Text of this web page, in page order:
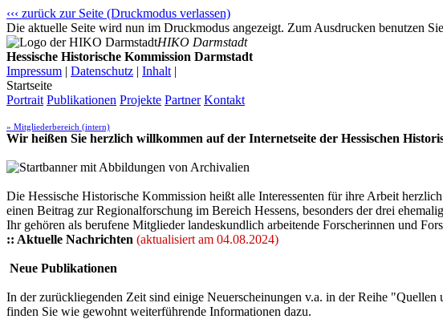
‹‹‹ zurück zur Seite (Druckmodus verlassen)
Die aktuelle Seite wird nun im Druckmodus angezeigt. Zum Ausdrucken benutzen
HIKO Darmstadt
Hessische Historische Kommission Darmstadt
Impressum | Datenschutz | Inhalt |
Startseite
Portrait Publikationen Projekte Partner Kontakt
» Mitgliederbereich (intern)
Wir heißen Sie herzlich willkommen auf der Internetseite der Hessischen
Die Hessische Historische Kommission heißt alle Interessenten für ihre Arbeit
einen Beitrag zur Regionalforschung im Bereich Hessens, besonders der drei
Ihr gehören als berufene Mitglieder landeskundlich arbeitende Forscherinnen und
:: Aktuelle Nachrichten (aktualisiert am 04.08.2024)
Neue Publikationen
In der zurückliegenden Zeit sind einige Neuerscheinungen v.a. in der Reihe
finden Sie wie gewohnt weiterführende Informationen dazu.